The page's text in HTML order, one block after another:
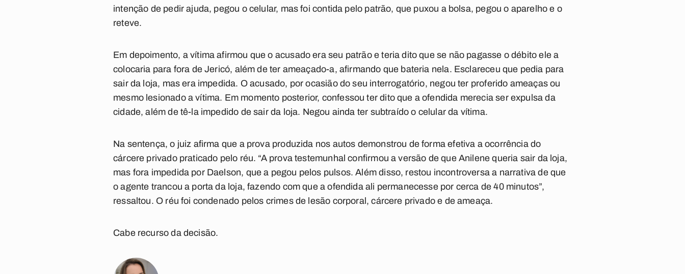
intenção de pedir ajuda, pegou o celular, mas foi contida pelo patrão, que puxou a bolsa, pegou o aparelho e o
reteve.
Em depoimento, a vítima afirmou que o acusado era seu patrão e teria dito que se não pagasse o débito ele a
colocaria para fora de Jericó, além de ter ameaçado-a, afirmando que bateria nela. Esclareceu que pedia para
sair da loja, mas era impedida. O acusado, por ocasião do seu interrogatório, negou ter proferido ameaças ou
mesmo lesionado a vítima. Em momento posterior, confessou ter dito que a ofendida merecia ser expulsa da
cidade, além de tê-la impedido de sair da loja. Negou ainda ter subtraído o celular da vítima.
Na sentença, o juiz afirma que a prova produzida nos autos demonstrou de forma efetiva a ocorrência do
cárcere privado praticado pelo réu. “A prova testemunhal confirmou a versão de que Anilene queria sair da loja,
mas fora impedida por Daelson, que a pegou pelos pulsos. Além disso, restou incontroversa a narrativa de que
o agente trancou a porta da loja, fazendo com que a ofendida ali permanecesse por cerca de 40 minutos”,
ressaltou. O réu foi condenado pelos crimes de lesão corporal, cárcere privado e de ameaça.
Cabe recurso da decisão.